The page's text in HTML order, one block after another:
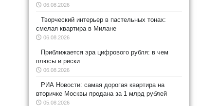
06.08.2026
Творческий интерьер в пастельных тонах:
смелая квартира в Милане
06.08.2026
Приближается эра цифрового рубля: в чем
плюсы и риски
06.08.2026
РИА Новости: самая дорогая квартира на
вторичке Москвы продана за 1 млрд рублей
05.08.2026